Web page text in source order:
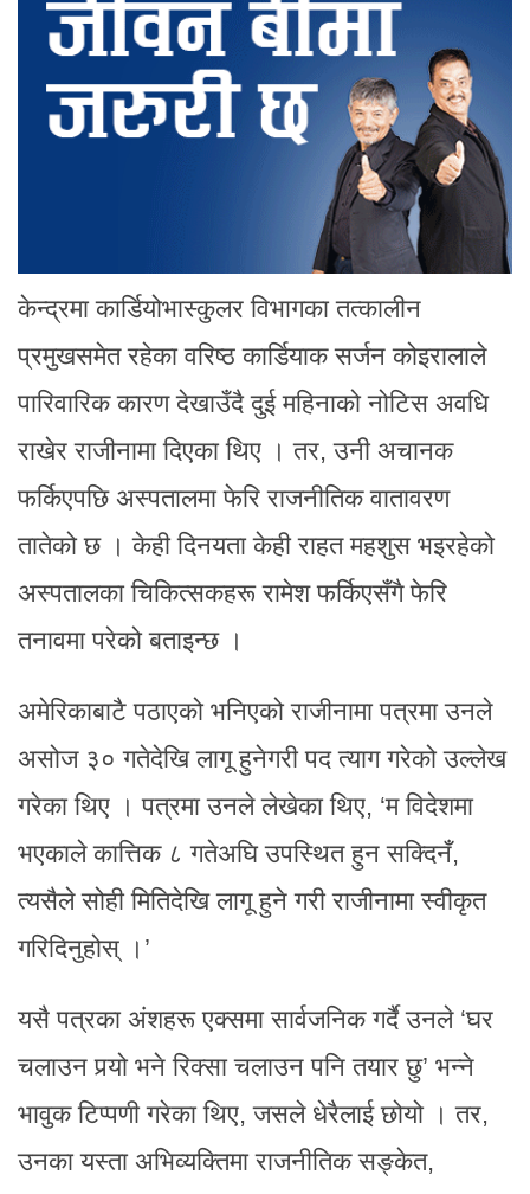
केन्द्रमा कार्डियोभास्कुलर विभागका तत्कालीन
प्रमुखसमेत रहेका वरिष्ठ कार्डियाक सर्जन कोइरालाले
पारिवारिक कारण देखाउँदै दुई महिनाको नोटिस अवधि
राखेर राजीनामा दिएका थिए । तर, उनी अचानक
फर्किएपछि अस्पतालमा फेरि राजनीतिक वातावरण
तातेको छ । केही दिनयता केही राहत महशुस भइरहेको
अस्पतालका चिकित्सकहरू रामेश फर्किएसँगै फेरि
तनावमा परेको बताइन्छ ।
अमेरिकाबाटै पठाएको भनिएको राजीनामा पत्रमा उनले
असोज ३० गतेदेखि लागू हुनेगरी पद त्याग गरेको उल्लेख
गरेका थिए । पत्रमा उनले लेखेका थिए, ‘म विदेशमा
भएकाले कात्तिक ८ गतेअघि उपस्थित हुन सक्दिनँ,
त्यसैले सोही मितिदेखि लागू हुने गरी राजीनामा स्वीकृत
गरिदिनुहोस् ।’
यसै पत्रका अंशहरू एक्समा सार्वजनिक गर्दै उनले ‘घर
चलाउन पर्‍यो भने रिक्सा चलाउन पनि तयार छु’ भन्ने
भावुक टिप्पणी गरेका थिए, जसले धेरैलाई छोयो । तर,
उनका यस्ता अभिव्यक्तिमा राजनीतिक सङ्केत,